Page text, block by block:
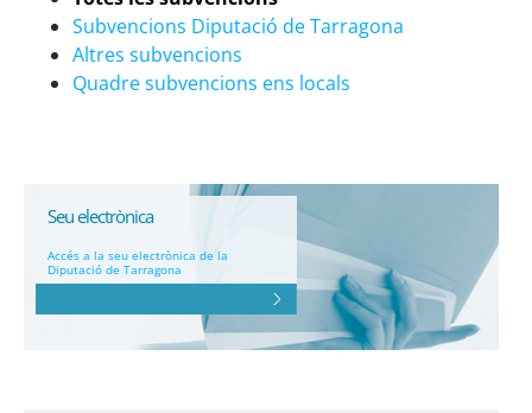
realitzades pels ens locals i generades
pel transport d&#39;aigua destinada al
consum domèstic mitjançant vehicles
d&#39;urgència equivalents destinades
a resoldre de manera immediata
problemes de potabilitat o mancança
d&#39;aigua (ref. BDNS 564506) - eSAM
Subvencions Diputació de Tarragona
Altres subvencions
Quadre subvencions ens locals
Seu electrònica
Accés a la seu electrònica de la
Diputació de Tarragona